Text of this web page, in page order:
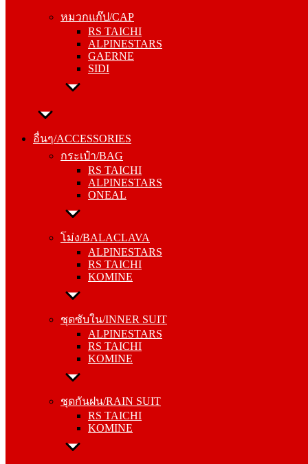
หมวกแก๊ป/CAP
RS TAICHI
ALPINESTARS
GAERNE
SIDI
อื่นๆ/ACCESSORIES
กระเป๋า/BAG
RS TAICHI
ALPINESTARS
ONEAL
โม่ง/BALACLAVA
ALPINESTARS
RS TAICHI
KOMINE
ชุดซับใน/INNER SUIT
ALPINESTARS
RS TAICHI
KOMINE
ชุดกันฝน/RAIN SUIT
RS TAICHI
KOMINE
ALPINESTARS
GAERNE
SIDI
อื่นๆ/ACCESSORIES
RS TAICHI
ALPINESTARS
ONEAL
โม่ง/BALACLAVA
RS TAICHI
KOMINE
ชุดซับใน/INNER SUIT
RS TAICHI
KOMINE
ชุดกันฝน/RAIN SUIT
KOMINE
แว่น/GOGGLE&SUNGLASS